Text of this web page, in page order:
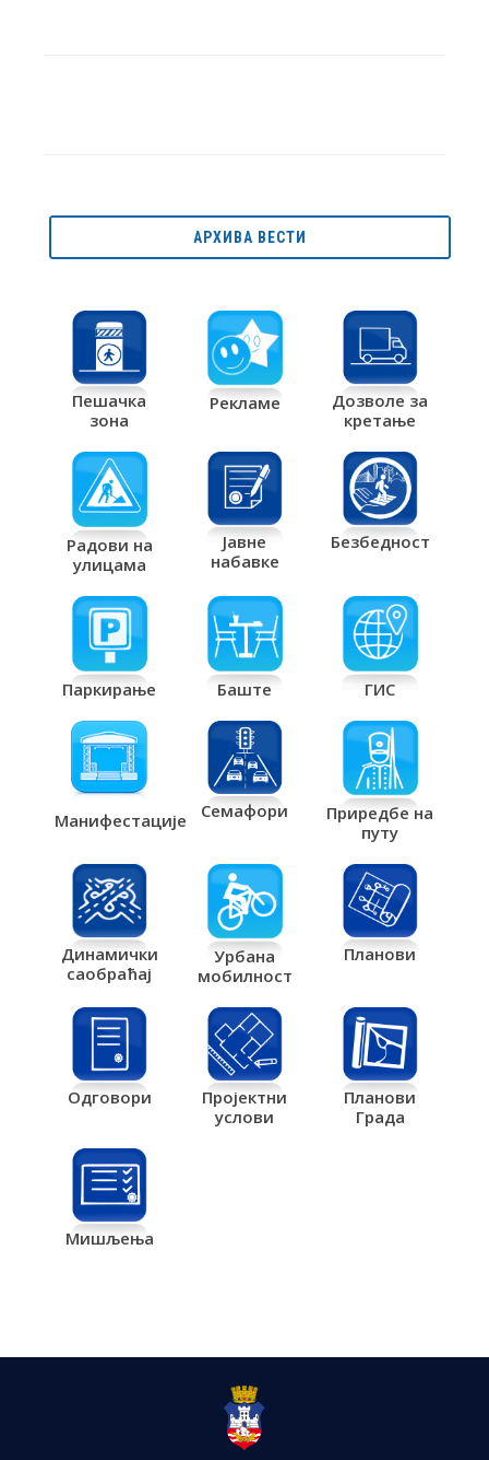
АРХИВА ВЕСТИ
Пешачка
зона
Рекламе
Дозволе за
кретање
Радови на
улицама
Јавне
набавке
Безбедност
Паркирање Баште ГИС
Манифестације Семафори
Приредбе на
путу
Динамички
саобраћај
Урбана
мобилност
Планови
Одговори
Пројектни
услови
Планови
Града
Мишљења